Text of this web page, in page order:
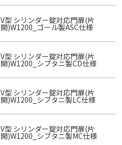
V型 シリンダー錠対応門扉(片
開)W1200_ゴール製ASC仕様
V型 シリンダー錠対応門扉(片
開)W1200_シブタニ製CD仕様
V型 シリンダー錠対応門扉(片
開)W1200_シブタニ製LC仕様
V型 シリンダー錠対応門扉(片
開)W1200_シブタニ製MC仕様